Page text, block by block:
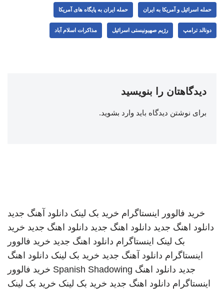
حمله اسرائیل و آمریکا به ایران حمله ایران به پایگاه های آمریکا
دونالد ترامپ رژیم صهیونیستی اسرائیل مذاکرات اسلام آباد
دیدگاهتان را بنویسید
برای نوشتن دیدگاه باید وارد بشوید.
خرید فالوور اینستاگرام خرید بک لینک دانلود آهنگ جدید
دانلود اهنگ جدید دانلود اهنگ جدید دانلود اهنگ جدید خرید
بک لینک اینستاگرام دانلود اهنگ جدید خرید فالوور
اینستاگرام دانلود آهنگ جدید خرید بک لینک دانلود اهنگ
جدید دانلود اهنگ Spanish Shadowing خرید فالوور
اینستاگرام دانلود اهنگ جدید خرید بک لینک خرید بک لینک